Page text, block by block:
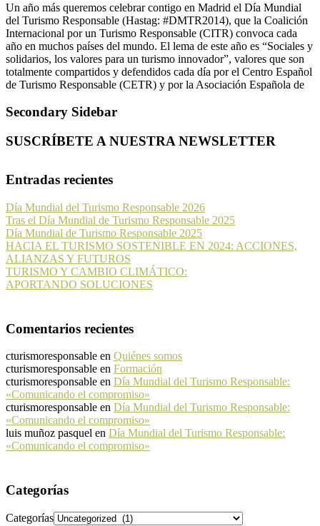
Un año más queremos celebrar contigo en Madrid el Día Mundial
del Turismo Responsable (Hastag: #DMTR2014), que la Coalición
Internacional por un Turismo Responsable (CITR) convoca cada
año en muchos países del mundo. El lema de este año es “Sociales y
solidarios, los valores para un turismo innovador”, valores que son
totalmente compartidos y defendidos cada día por el Centro Español
de Turismo Responsable (CETR) y por la Asociación Española de
Secondary Sidebar
SUSCRÍBETE A NUESTRA NEWSLETTER
Entradas recientes
Día Mundial del Turismo Responsable 2026
Tras el Día Mundial de Turismo Responsable 2025
Día Mundial de Turismo Responsable 2025
HACIA EL TURISMO SOSTENIBLE EN 2024: ACCIONES,
ALIANZAS Y FUTUROS
TURISMO Y CAMBIO CLIMÁTICO:
APORTANDO SOLUCIONES
Comentarios recientes
cturismoresponsable en Quiénes somos
cturismoresponsable en Formación
cturismoresponsable en Día Mundial del Turismo Responsable:
«Comunicando el compromiso»
cturismoresponsable en Día Mundial del Turismo Responsable:
«Comunicando el compromiso»
luis muñoz pasquel en Día Mundial del Turismo Responsable:
«Comunicando el compromiso»
Categorías
Categorías